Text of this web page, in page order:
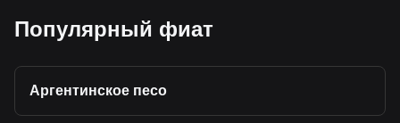
Популярный фиат
Аргентинское песо